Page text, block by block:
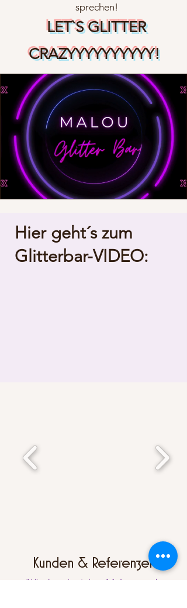
sprechen!
LET`S GLITTER
CRAZYYYYYYYYYY!
Hier geht´s zum
Glitterbar-VIDEO:
Kunden & Referenzen
"Kinderschminken Malou wurde